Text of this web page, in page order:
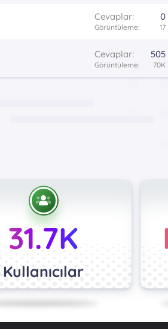
Cevaplar 0
Görüntüleme 17
Cevaplar 505
Görüntüleme 70K
31.7K
Kullanıcılar